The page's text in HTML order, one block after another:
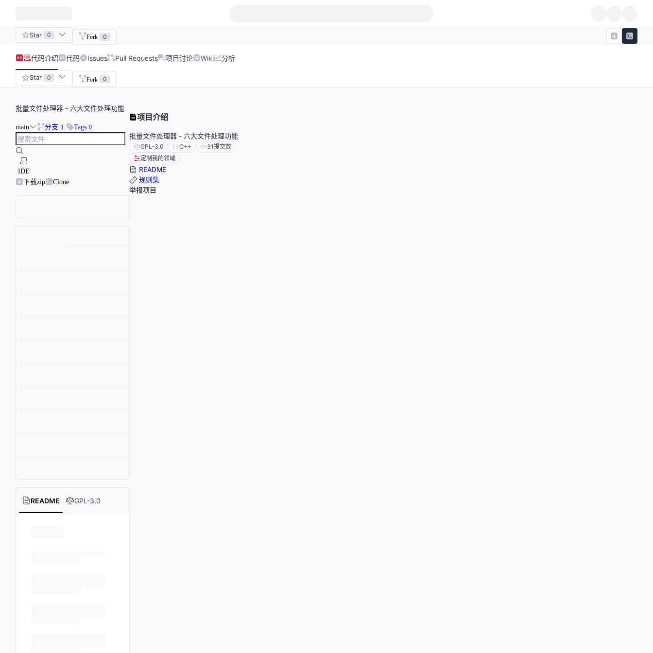
Star 0 Fork 0
代码介绍 代码 Issues Pull Requests 项目讨论 Wiki 分析
Star 0 Fork 0
批量文件处理器 - 六大文件处理功能
main 分支 1 Tags 0
IDE
下载zip
Clone
README GPL-3.0
项目介绍
批量文件处理器 - 六大文件处理功能
GPL-3.0 C++ 31提交数
定制我的领域
README
规则集
举报项目